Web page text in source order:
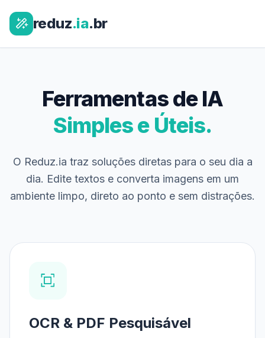
reduz.ia.br
Ferramentas de IA
Simples e Úteis.
O Reduz.ia traz soluções diretas para o seu dia a
dia. Edite textos e converta imagens em um
ambiente limpo, direto ao ponto e sem distrações.
OCR & PDF Pesquisável